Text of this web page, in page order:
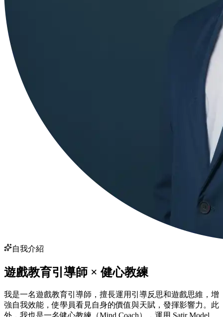
自我介紹
遊戲教育引導師 × 健心教練
我是一名遊戲教育引導師，擅長運用引導反思和遊戲思維，增
強自我效能，使學員看見自身的價值與天賦，發揮影響力。此